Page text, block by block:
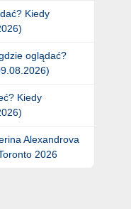
Kiedy
oglądać?
Kiedy
Alexandrova
2026